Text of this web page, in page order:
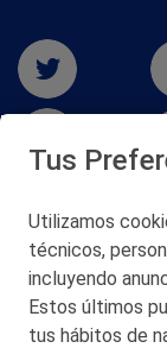
Tus
Utilizamos
técnicos,
incluyendo
Estos últimos
tus hábitos de